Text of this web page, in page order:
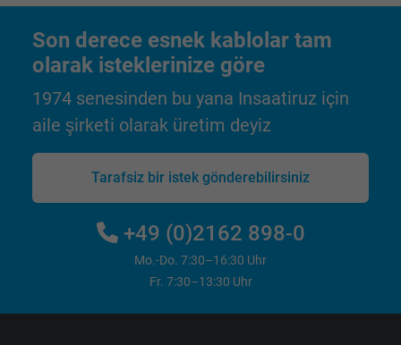
Purpose
Contains a randomly generated user ID.
user on different websites across domains
and display personalized advertising.
Name
bkdwCNfVtWgQ67qT8AM,49021628980,
Google Ad Conversion Tracking
Google LLC, Google Ads
Persistent
Son derece esnek kablolar tam
olarak isteklerinize göre
1974 senesinden bu yana Insaatiruz için
aile şirketi olarak üretim deyiz
Tarafsiz bir istek gönderebilirsiniz
+49 (0)2162 898-0
Mo.-Do. 7:30–16:30 Uhr
Fr. 7:30–13:30 Uhr